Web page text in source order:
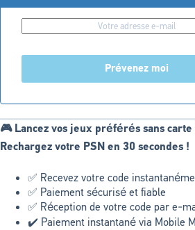
Prévenez moi
🎮 Lancez vos jeux préférés sans carte
Rechargez votre PSN en 30 secondes !
✅ Recevez votre code
✅ Paiement sécurisé et fiable
✅ Réception de votre code par e-
✔️ Paiement instantané via Mobile